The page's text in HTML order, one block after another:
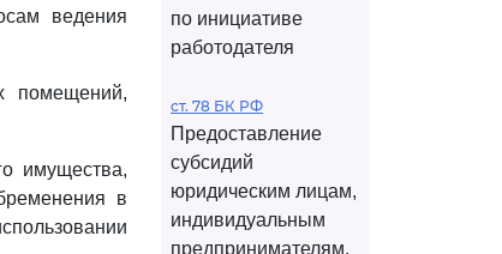
ведения
помещений,
имущества,
в
по инициативе
работодателя
ст. 78 БК РФ
Предоставление
субсидий
юридическим лицам,
индивидуальным
предпринимателям,